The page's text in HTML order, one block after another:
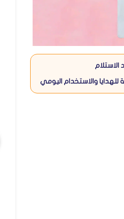
الاستلام
للهدايا والاستخدام اليومي